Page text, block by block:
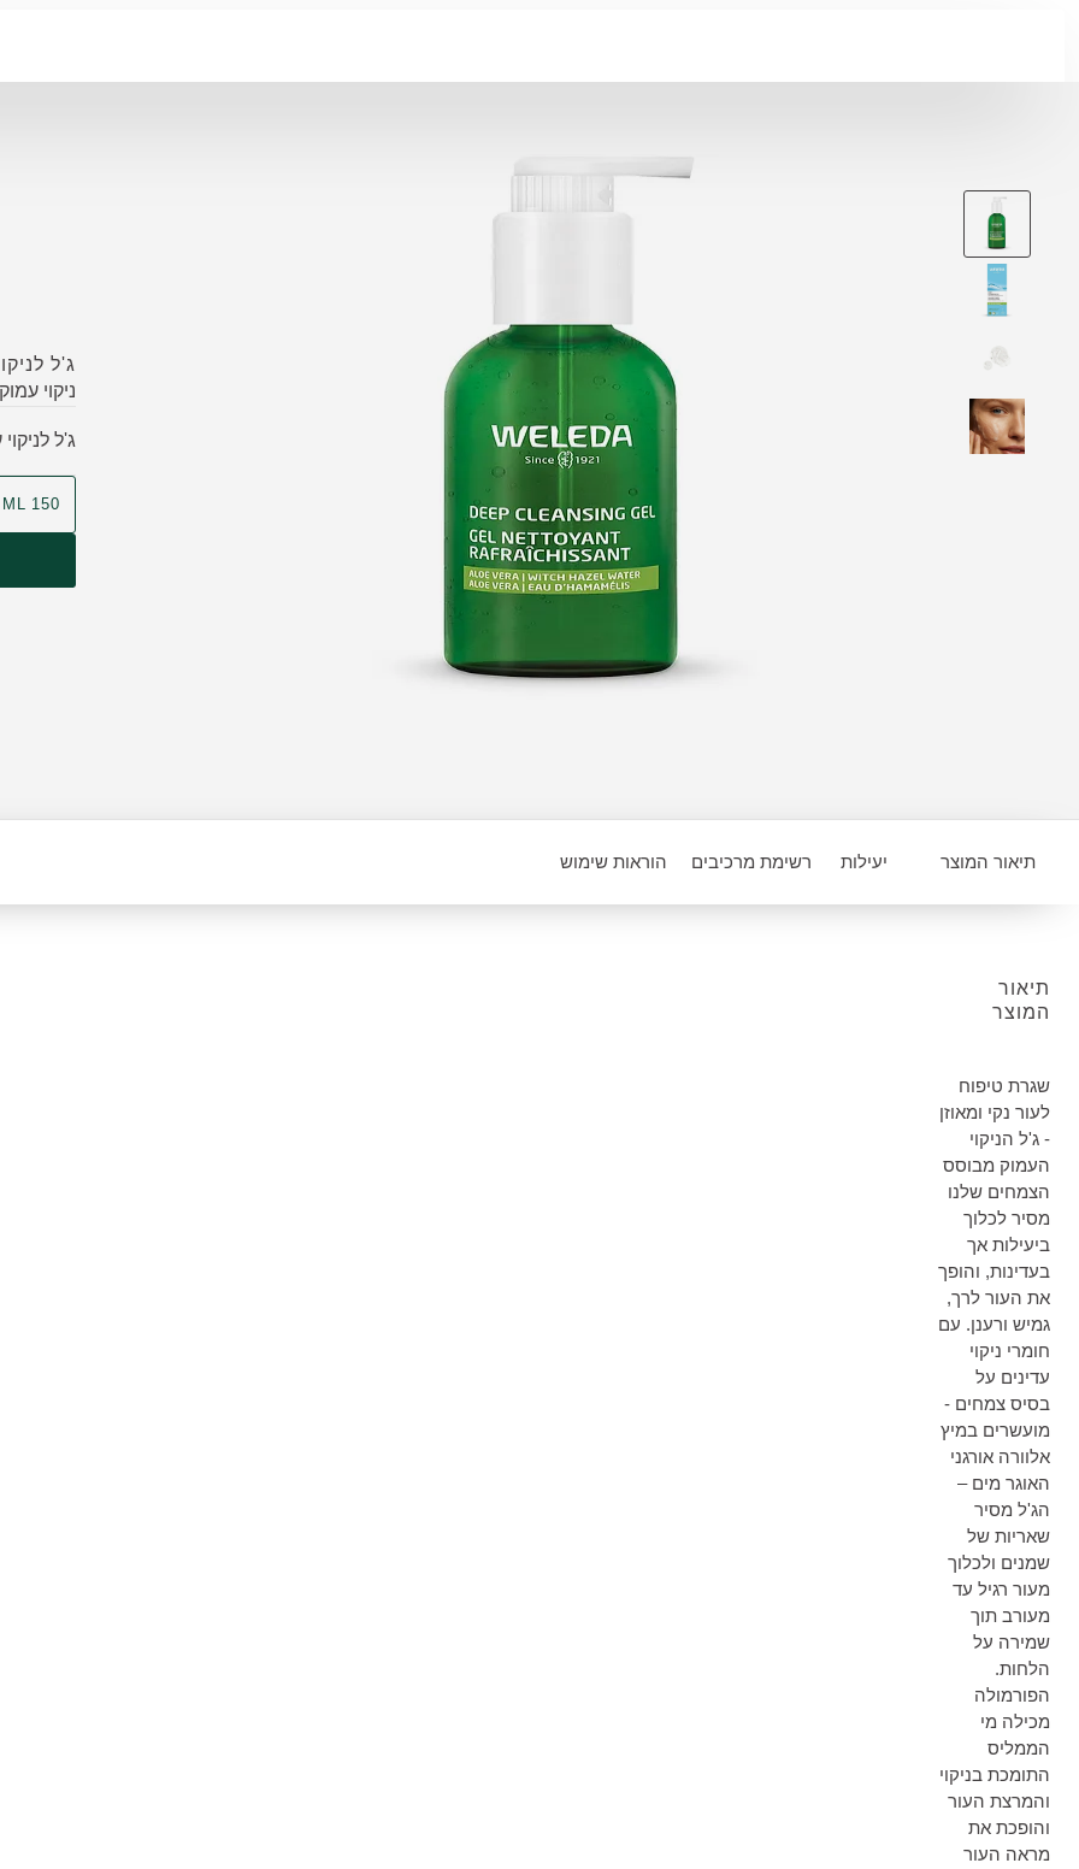
ג'ל
ניקוי
ג'ל
150 ML
תיאור המוצר יעילות רשימת מרכיבים הוראות שימוש
תיאור
המוצר
שגרת טיפוח
לעור נקי ומאוזן
- ג'ל הניקוי
העמוק מבוסס
הצמחים שלנו
מסיר לכלוך
ביעילות אך
בעדינות, והופך
את העור לרך,
גמיש ורענן. עם
חומרי ניקוי
עדינים על
בסיס צמחים -
מועשרים במיץ
אלוורה אורגני
האוגר מים –
הג'ל מסיר
שאריות של
שמנים ולכלוך
מעור רגיל עד
מעורב תוך
שמירה על
הלחות.
הפורמולה
מכילה מי
הממליס
התומכת בניקוי
והמרצת העור
והופכת את
מראה העור